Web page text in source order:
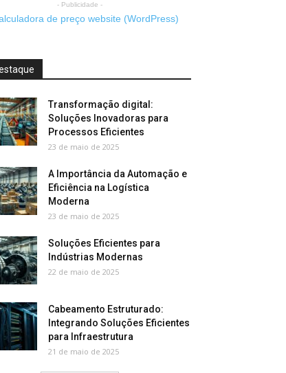
- Publicidade -
Transformação digital:
Soluções Inovadoras para
Processos Eficientes
23 de maio de 2025
A Importância da Automação e
Eficiência na Logística
Moderna
23 de maio de 2025
Soluções Eficientes para
Indústrias Modernas
22 de maio de 2025
Cabeamento Estruturado:
Integrando Soluções Eficientes
para Infraestrutura
21 de maio de 2025